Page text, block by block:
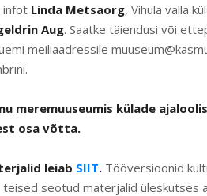
infot Linda Metsaorg, Vihula valla
Aug. Saatke täiendusi või
meiliaadressile
meremuuseumis külade
osa võtta.
leiab SIIT. Tööversioonid
seotud materjalid üleskutses